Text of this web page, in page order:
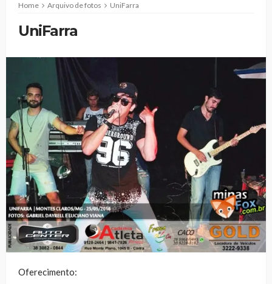
Home Arquivo de fotos UniFarra
UniFarra
Oferecimento: